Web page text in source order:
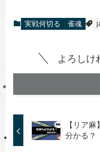
実戦何切る 雀魂
よろしけ
【リア
分かる？